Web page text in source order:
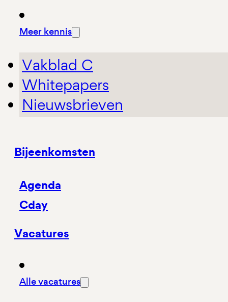
Meer kennis
Vakblad C
Whitepapers
Nieuwsbrieven
Bijeenkomsten
Agenda
Cday
Vacatures
Alle vacatures